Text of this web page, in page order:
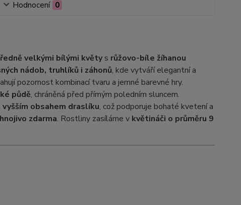
Hodnocení 0
velkými bílými květys růžovo-bíle žíhanou
nádob, truhlíků i záhonů, kde vytváří elegantní a
pozornost kombinací tvaru a jemné barevné hry.
půdě, chráněná před přímým poledním sluncem.
obsahem draslíku, což podporuje bohaté kvetení a
zdarma. Rostliny zasíláme v květináči o průměru 9